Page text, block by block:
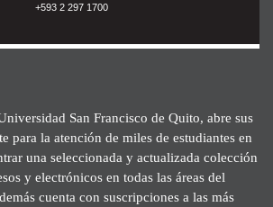
+593 2 297 1700
San Francisco de Quito, abre sus
para la atención de miles de estudiantes en
una seleccionada y actualizada colección
y electrónicos en todas las áreas del
cuenta con suscripciones a las más